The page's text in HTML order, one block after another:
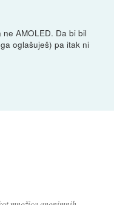
AMOLED. Da bi bil
oglašuješ) pa itak ni